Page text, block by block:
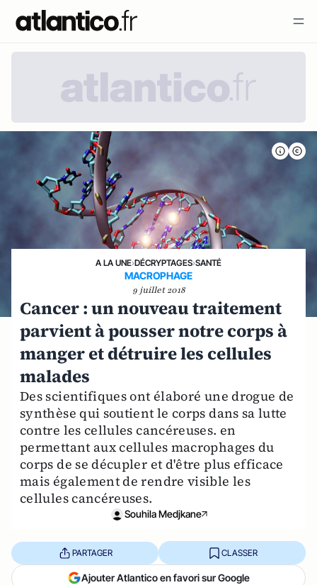
A LA UNE›DÉCRYPTAGES›SANTÉ
MACROPHAGE
9 juillet 2018
Cancer : un nouveau traitement
parvient à pousser notre corps à
manger et détruire les cellules
malades
Des scientifiques ont élaboré une drogue de
synthèse qui soutient le corps dans sa lutte
contre les cellules cancéreuses. en
permettant aux cellules macrophages du
corps de se décupler et d'être plus efficace
mais également de rendre visible les
cellules cancéreuses.
Souhila Medjkane
PARTAGER CLASSER
Ajouter Atlantico en favori sur Google